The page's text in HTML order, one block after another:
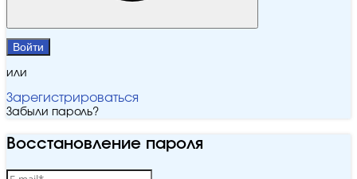
Войти
или
Зарегистрироваться
Забыли пароль?
Восстановление пароля